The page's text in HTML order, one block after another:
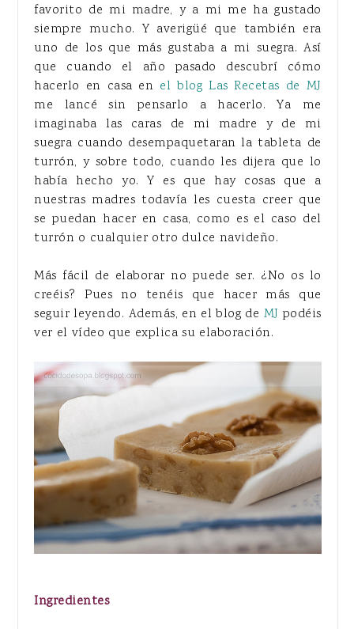
favorito de mi madre, y a mi me ha gustado
siempre mucho. Y averigüé que también era
uno de los que más gustaba a mi suegra. Así
que cuando el año pasado descubrí cómo
hacerlo en casa en el blog Las Recetas de MJ
me lancé sin pensarlo a hacerlo. Ya me
imaginaba las caras de mi madre y de mi
suegra cuando desempaquetaran la tableta de
turrón, y sobre todo, cuando les dijera que lo
había hecho yo. Y es que hay cosas que a
nuestras madres todavía les cuesta creer que
se puedan hacer en casa, como es el caso del
turrón o cualquier otro dulce navideño.
Más fácil de elaborar no puede ser. ¿No os lo
creéis? Pues no tenéis que hacer más que
seguir leyendo. Además, en el blog de MJ podéis
ver el vídeo que explica su elaboración.
Ingredientes